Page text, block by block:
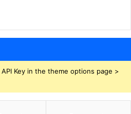
Key in the theme options page >